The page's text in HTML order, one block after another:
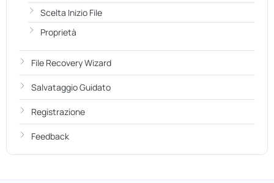
Scelta Inizio File
Proprietà
File Recovery Wizard
Salvataggio Guidato
Registrazione
Feedback